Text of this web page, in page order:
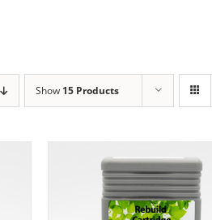
Show 15 Products